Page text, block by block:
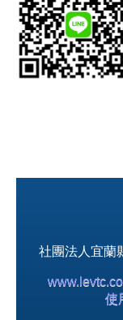
社團法人宜蘭
使